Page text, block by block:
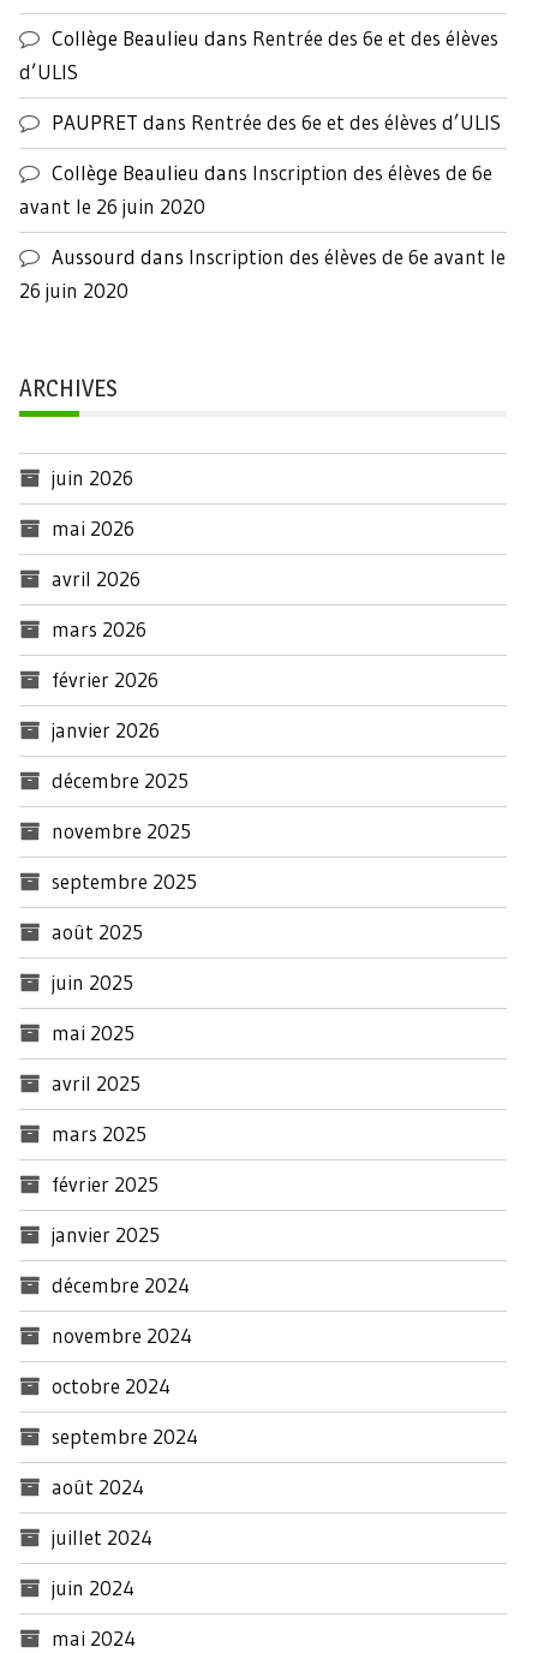
Collège Beaulieu dans Rentrée des 6e et des élèves
d’ULIS
PAUPRET dans Rentrée des 6e et des élèves d’ULIS
Collège Beaulieu dans Inscription des élèves de 6e
avant le 26 juin 2020
Aussourd dans Inscription des élèves de 6e avant le
26 juin 2020
ARCHIVES
juin 2026
mai 2026
avril 2026
mars 2026
février 2026
janvier 2026
décembre 2025
novembre 2025
septembre 2025
août 2025
juin 2025
mai 2025
avril 2025
mars 2025
février 2025
janvier 2025
décembre 2024
novembre 2024
octobre 2024
septembre 2024
août 2024
juillet 2024
juin 2024
mai 2024